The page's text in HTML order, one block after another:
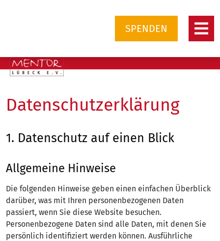
SPENDEN
Datenschutz­erklärung
1. Datenschutz auf einen Blick
Allgemeine Hinweise
Die folgenden Hinweise geben einen einfachen Überblick
darüber, was mit Ihren personenbezogenen Daten
passiert, wenn Sie diese Website besuchen.
Personenbezogene Daten sind alle Daten, mit denen Sie
persönlich identifiziert werden können. Ausführliche